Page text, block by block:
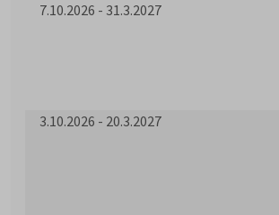
7.10.2026 - 31.3.2027
3.10.2026 - 20.3.2027